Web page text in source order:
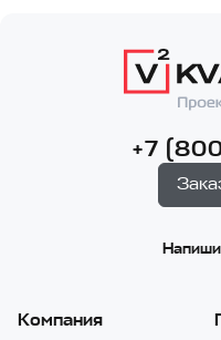
+7
Компания